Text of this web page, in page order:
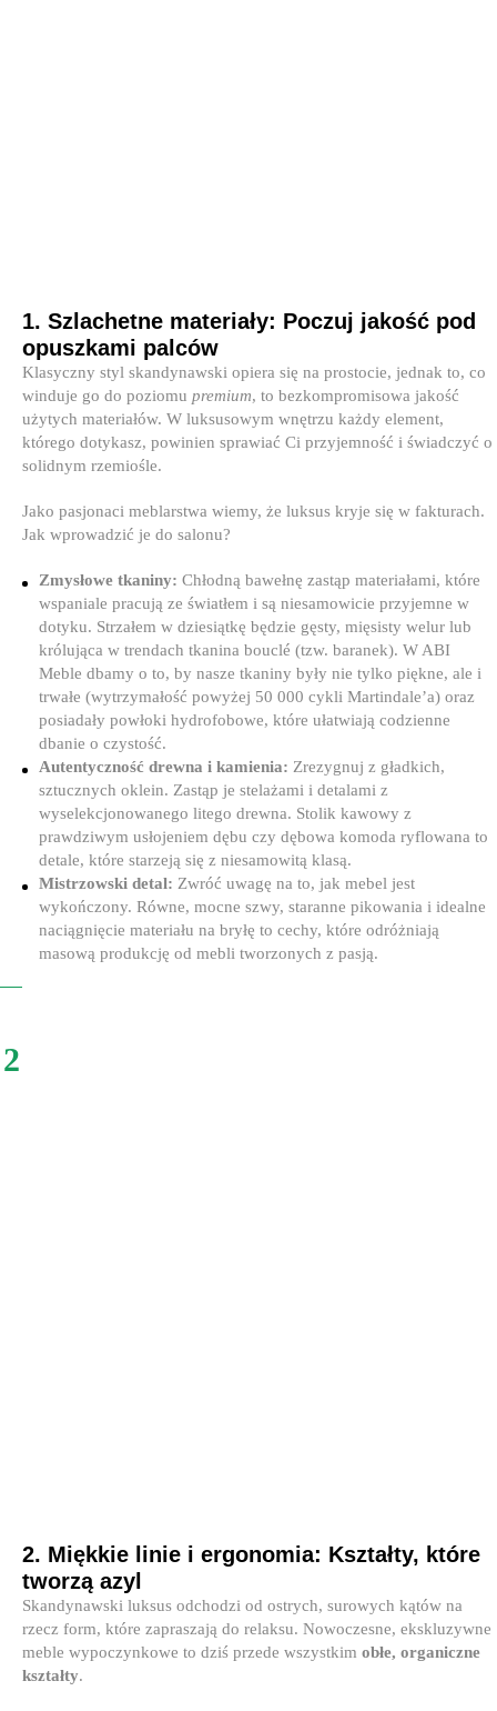
1. Szlachetne materiały: Poczuj jakość pod
opuszkami palców
Klasyczny styl skandynawski opiera się na prostocie, jednak to, co
winduje go do poziomu premium, to bezkompromisowa jakość
użytych materiałów. W luksusowym wnętrzu każdy element,
którego dotykasz, powinien sprawiać Ci przyjemność i świadczyć o
solidnym rzemiośle.
Jako pasjonaci meblarstwa wiemy, że luksus kryje się w fakturach.
Jak wprowadzić je do salonu?
Zmysłowe tkaniny: Chłodną bawełnę zastąp materiałami, które
wspaniale pracują ze światłem i są niesamowicie przyjemne w
dotyku. Strzałem w dziesiątkę będzie gęsty, mięsisty welur lub
królująca w trendach tkanina bouclé (tzw. baranek). W ABI
Meble dbamy o to, by nasze tkaniny były nie tylko piękne, ale i
trwałe (wytrzymałość powyżej 50 000 cykli Martindale’a) oraz
posiadały powłoki hydrofobowe, które ułatwiają codzienne
dbanie o czystość.
Autentyczność drewna i kamienia: Zrezygnuj z gładkich,
sztucznych oklein. Zastąp je stelażami i detalami z
wyselekcjonowanego litego drewna. Stolik kawowy z
prawdziwym usłojeniem dębu czy dębowa komoda ryflowana to
detale, które starzeją się z niesamowitą klasą.
Mistrzowski detal: Zwróć uwagę na to, jak mebel jest
wykończony. Równe, mocne szwy, staranne pikowania i idealne
naciągnięcie materiału na bryłę to cechy, które odróżniają
masową produkcję od mebli tworzonych z pasją.
2
2. Miękkie linie i ergonomia: Kształty, które
tworzą azyl
Skandynawski luksus odchodzi od ostrych, surowych kątów na
rzecz form, które zapraszają do relaksu. Nowoczesne, ekskluzywne
meble wypoczynkowe to dziś przede wszystkim obłe, organiczne
kształty.